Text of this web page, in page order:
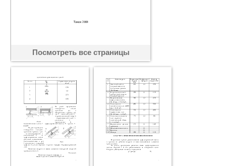
Посмотреть все страницы